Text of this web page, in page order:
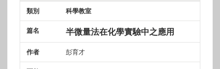
科學教室
半微量法在化學實驗中之應用
彭育才